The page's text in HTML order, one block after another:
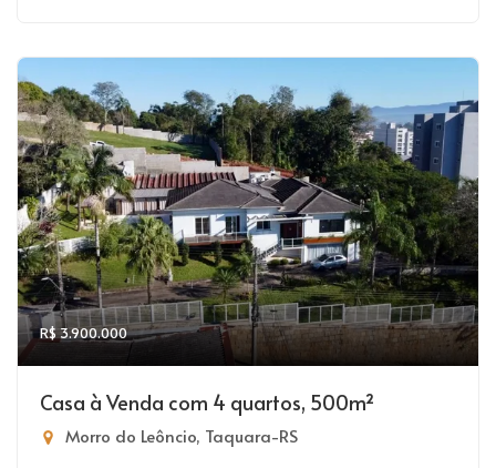
R$ 3.900.000
Casa à Venda com 4 quartos, 500m²
Morro do Leôncio, Taquara-RS